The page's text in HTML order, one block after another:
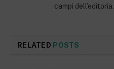
campi dell’editoria.
RELATED POSTS